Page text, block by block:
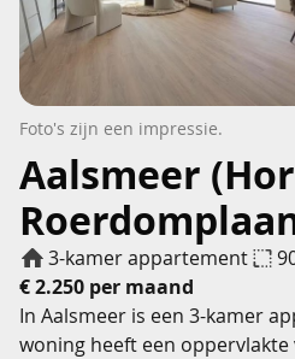
Aalsmeer
3-kamer appartement
€ 2.250 per maand
Foto's zijn een impressie.
In Aalsmeer is een 3-kamer
woning heeft een oppervlakte